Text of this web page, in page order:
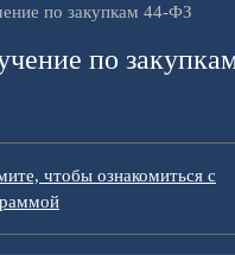
по закупкам 44-ФЗ
по
чтобы ознакомиться с